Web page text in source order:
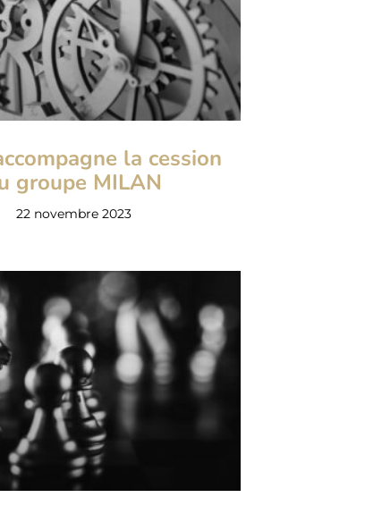
la cession
groupe MILAN
22 novembre 2023